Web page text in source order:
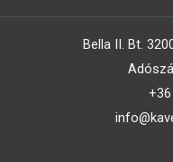
Bella II. Bt.